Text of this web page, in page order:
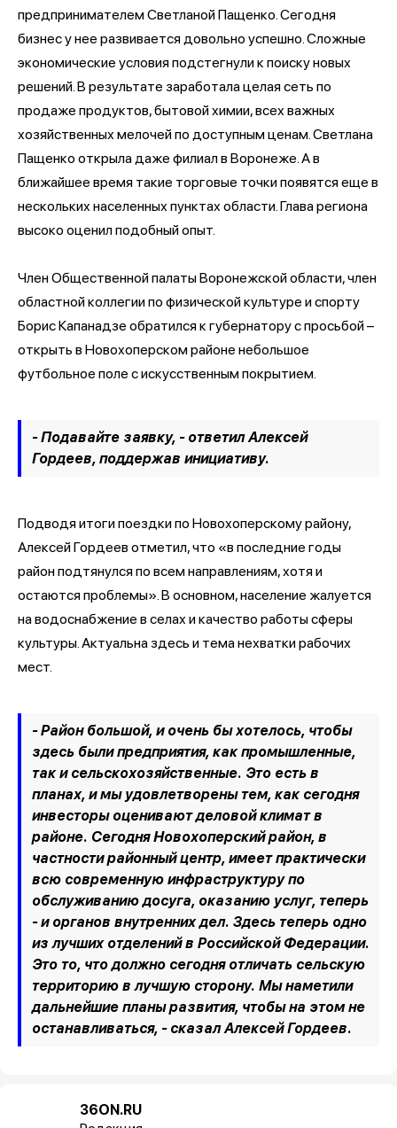
предпринимателем Светланой Пащенко. Сегодня
бизнес у нее развивается довольно успешно. Сложные
экономические условия подстегнули к поиску новых
решений. В результате заработала целая сеть по
продаже продуктов, бытовой химии, всех важных
хозяйственных мелочей по доступным ценам. Светлана
Пащенко открыла даже филиал в Воронеже. А в
ближайшее время такие торговые точки появятся еще в
нескольких населенных пунктах области. Глава региона
высоко оценил подобный опыт.
Член Общественной палаты Воронежской области, член
областной коллегии по физической культуре и спорту
Борис Капанадзе обратился к губернатору с просьбой –
открыть в Новохоперском районе небольшое
футбольное поле с искусственным покрытием.
- Подавайте заявку, - ответил Алексей
Гордеев, поддержав инициативу.
Подводя итоги поездки по Новохоперскому району,
Алексей Гордеев отметил, что «в последние годы
район подтянулся по всем направлениям, хотя и
остаются проблемы». В основном, население жалуется
на водоснабжение в селах и качество работы сферы
культуры. Актуальна здесь и тема нехватки рабочих
мест.
- Район большой, и очень бы хотелось, чтобы
здесь были предприятия, как промышленные,
так и сельскохозяйственные. Это есть в
планах, и мы удовлетворены тем, как сегодня
инвесторы оценивают деловой климат в
районе. Сегодня Новохоперский район, в
частности районный центр, имеет практически
всю современную инфраструктуру по
обслуживанию досуга, оказанию услуг, теперь
- и органов внутренних дел. Здесь теперь одно
из лучших отделений в Российской Федерации.
Это то, что должно сегодня отличать сельскую
территорию в лучшую сторону. Мы наметили
дальнейшие планы развития, чтобы на этом не
останавливаться, - сказал Алексей Гордеев.
36ON.RU